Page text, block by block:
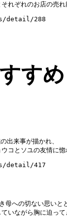
れぞれのお店の売
detail/288
す
出来事が描かれ、
コとソユの友情に
detail/417
母への切ない思いと
いながら胸に迫っ